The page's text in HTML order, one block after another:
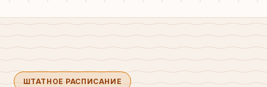
ШТАТНОЕ РАСПИСАНИЕ